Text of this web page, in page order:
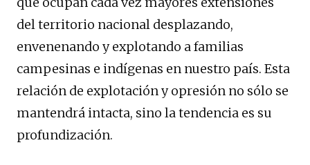
del territorio nacional desplazando,
envenenando y explotando a familias
campesinas e indígenas en nuestro país. Esta
relación de explotación y opresión no sólo se
mantendrá intacta, sino la tendencia es su
profundización.